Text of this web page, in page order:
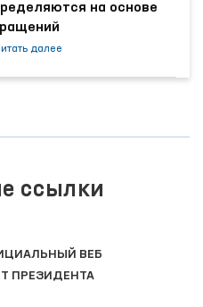
на основе
далее
ссылки
ВЕБ
ПРЕЗИДЕНТА